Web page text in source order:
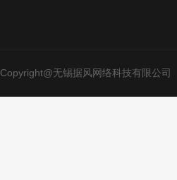
Copyright@无锡据风网络科技有限公司